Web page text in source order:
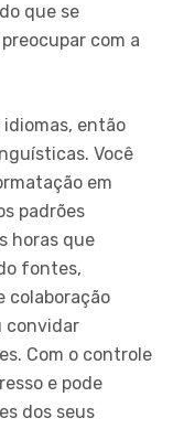
que se
com a
então
Você
em
padrões
horas que
fontes,
colaboração
convidar
Com o controle
e pode
dos seus